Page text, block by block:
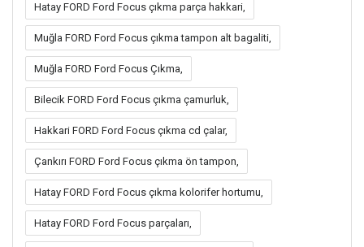
Hatay FORD Ford Focus çıkma parça hakkari,
Muğla FORD Ford Focus çıkma tampon alt bagaliti,
Muğla FORD Ford Focus Çıkma,
Bilecik FORD Ford Focus çıkma çamurluk,
Hakkari FORD Ford Focus çıkma cd çalar,
Çankırı FORD Ford Focus çıkma ön tampon,
Hatay FORD Ford Focus çıkma kolorifer hortumu,
Hatay FORD Ford Focus parçaları,